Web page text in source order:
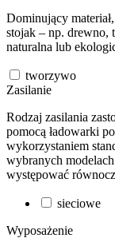
Dominujący
stojak – np. drewno,
naturalna lub
tworzywo
Zasilanie
Rodzaj zasilania
pomocą ładowarki
wykorzystaniem
wybranych
występować
sieciowe
Wyposażenie